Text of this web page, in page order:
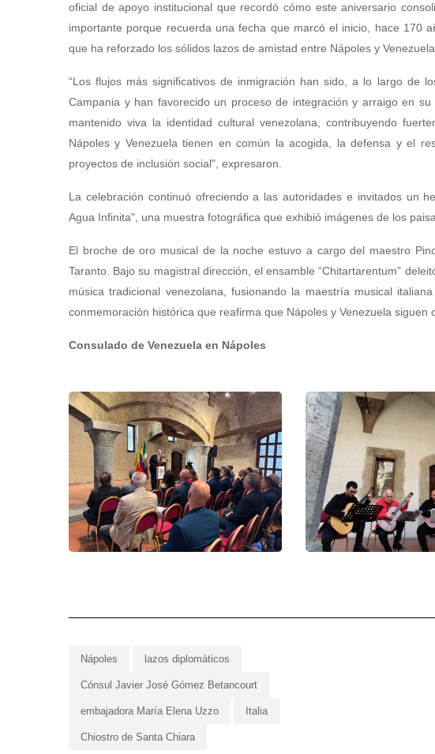
oficial de apoyo institucional que recordó cómo este aniversario
importante porque recuerda una fecha que marcó el inicio, hace 170
que ha reforzado los sólidos lazos de amistad entre Nápoles y
“Los flujos más significativos de inmigración han sido, a lo largo de
Campania y han favorecido un proceso de integración y arraigo en
mantenido viva la identidad cultural venezolana, contribuyendo
Nápoles y Venezuela tienen en común la acogida, la defensa y el
proyectos de inclusión social", expresaron.
La celebración continuó ofreciendo a las autoridades e invitados un
Agua Infinita", una muestra fotográfica que exhibió imágenes de los
El broche de oro musical de la noche estuvo a cargo del maestro
Taranto. Bajo su magistral dirección, el ensamble “Chitartarentum”
música tradicional venezolana, fusionando la maestría musical
conmemoración histórica que reafirma que Nápoles y Venezuela siguen
Consulado de Venezuela en Nápoles
Nápoles lazos diplomáticos
Cónsul Javier José Gómez Betancourt
embajadora María Elena Uzzo Italia
Chiostro de Santa Chiara